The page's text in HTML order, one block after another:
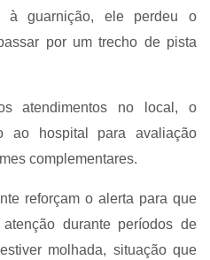
à guarnição, ele perdeu o
por um trecho de pista
atendimentos no local, o
ao hospital para avaliação
complementares.
reforçam o alerta para que
durante períodos de
molhada, situação que